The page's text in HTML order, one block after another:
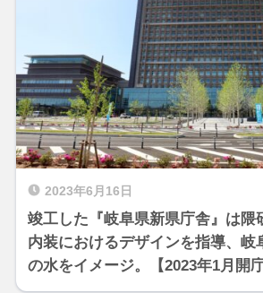
2023年6月16日
竣工した『岐阜県新県庁舎』は隈
内装におけるデザインを指導、岐
の水をイメージ。【2023年1月開庁